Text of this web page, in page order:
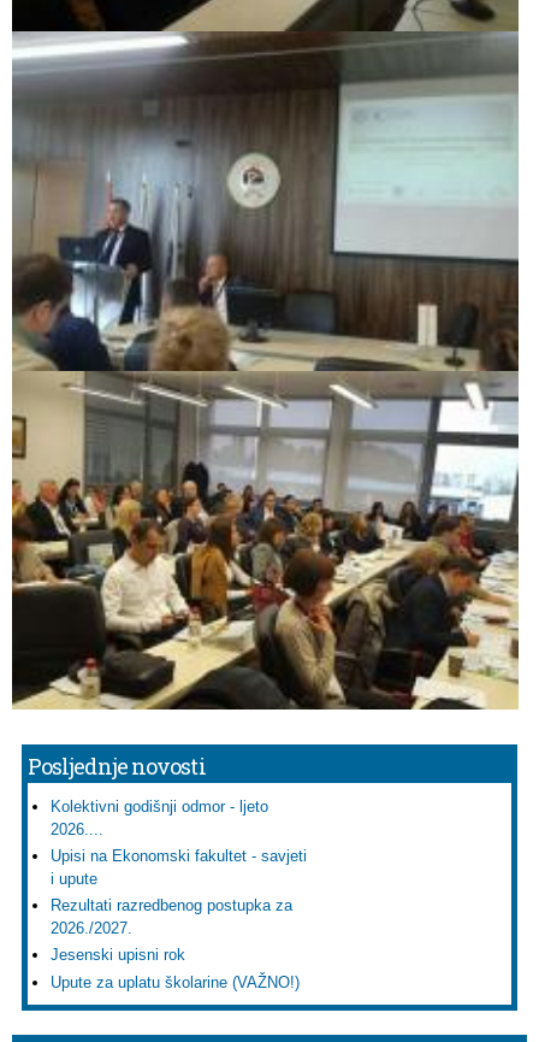
Posljednje novosti
Kolektivni godišnji odmor - ljeto
2026....
Upisi na Ekonomski fakultet - savjeti
i upute
Rezultati razredbenog postupka za
2026./2027.
Jesenski upisni rok
Upute za uplatu školarine (VAŽNO!)